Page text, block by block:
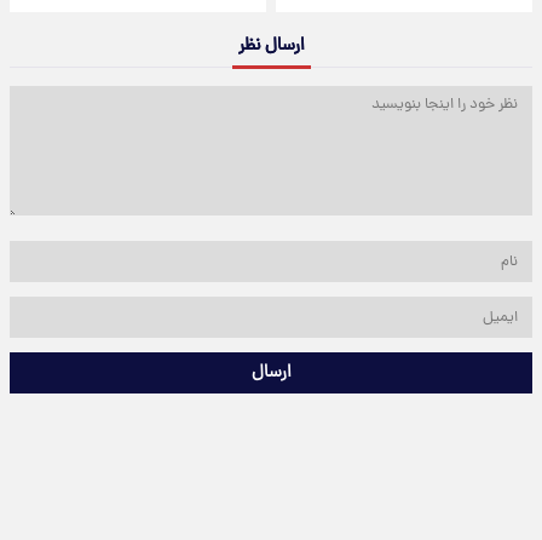
ارسال نظر
ارسال